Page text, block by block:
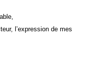
l’expression de mes